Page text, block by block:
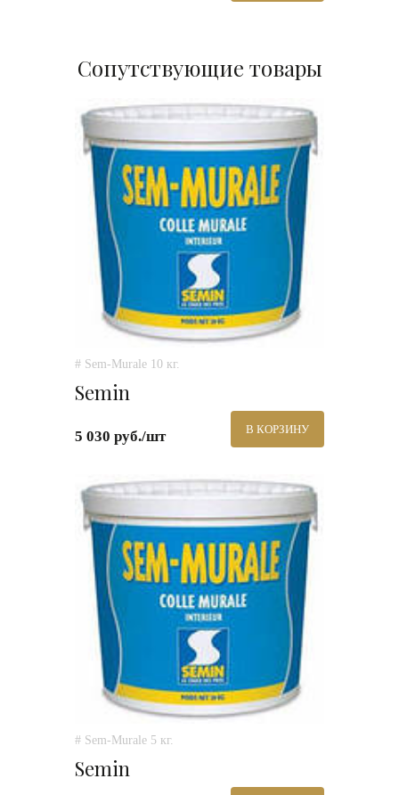
Сопутствующие товары
# Sem-Murale 10 кг.
Semin
5 030 руб./шт В КОРЗИНУ
# Sem-Murale 5 кг.
Semin